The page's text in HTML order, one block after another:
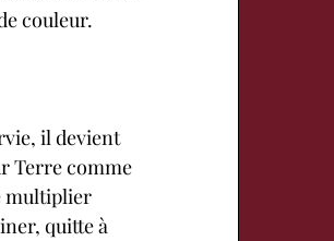
couleur.
il devient
Terre comme
multiplier
quitte à